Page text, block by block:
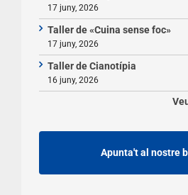
17 juny, 2026
Taller de «Cuina sense foc»
17 juny, 2026
Taller de Cianotípia
16 juny, 2026
Apunta't al nostre